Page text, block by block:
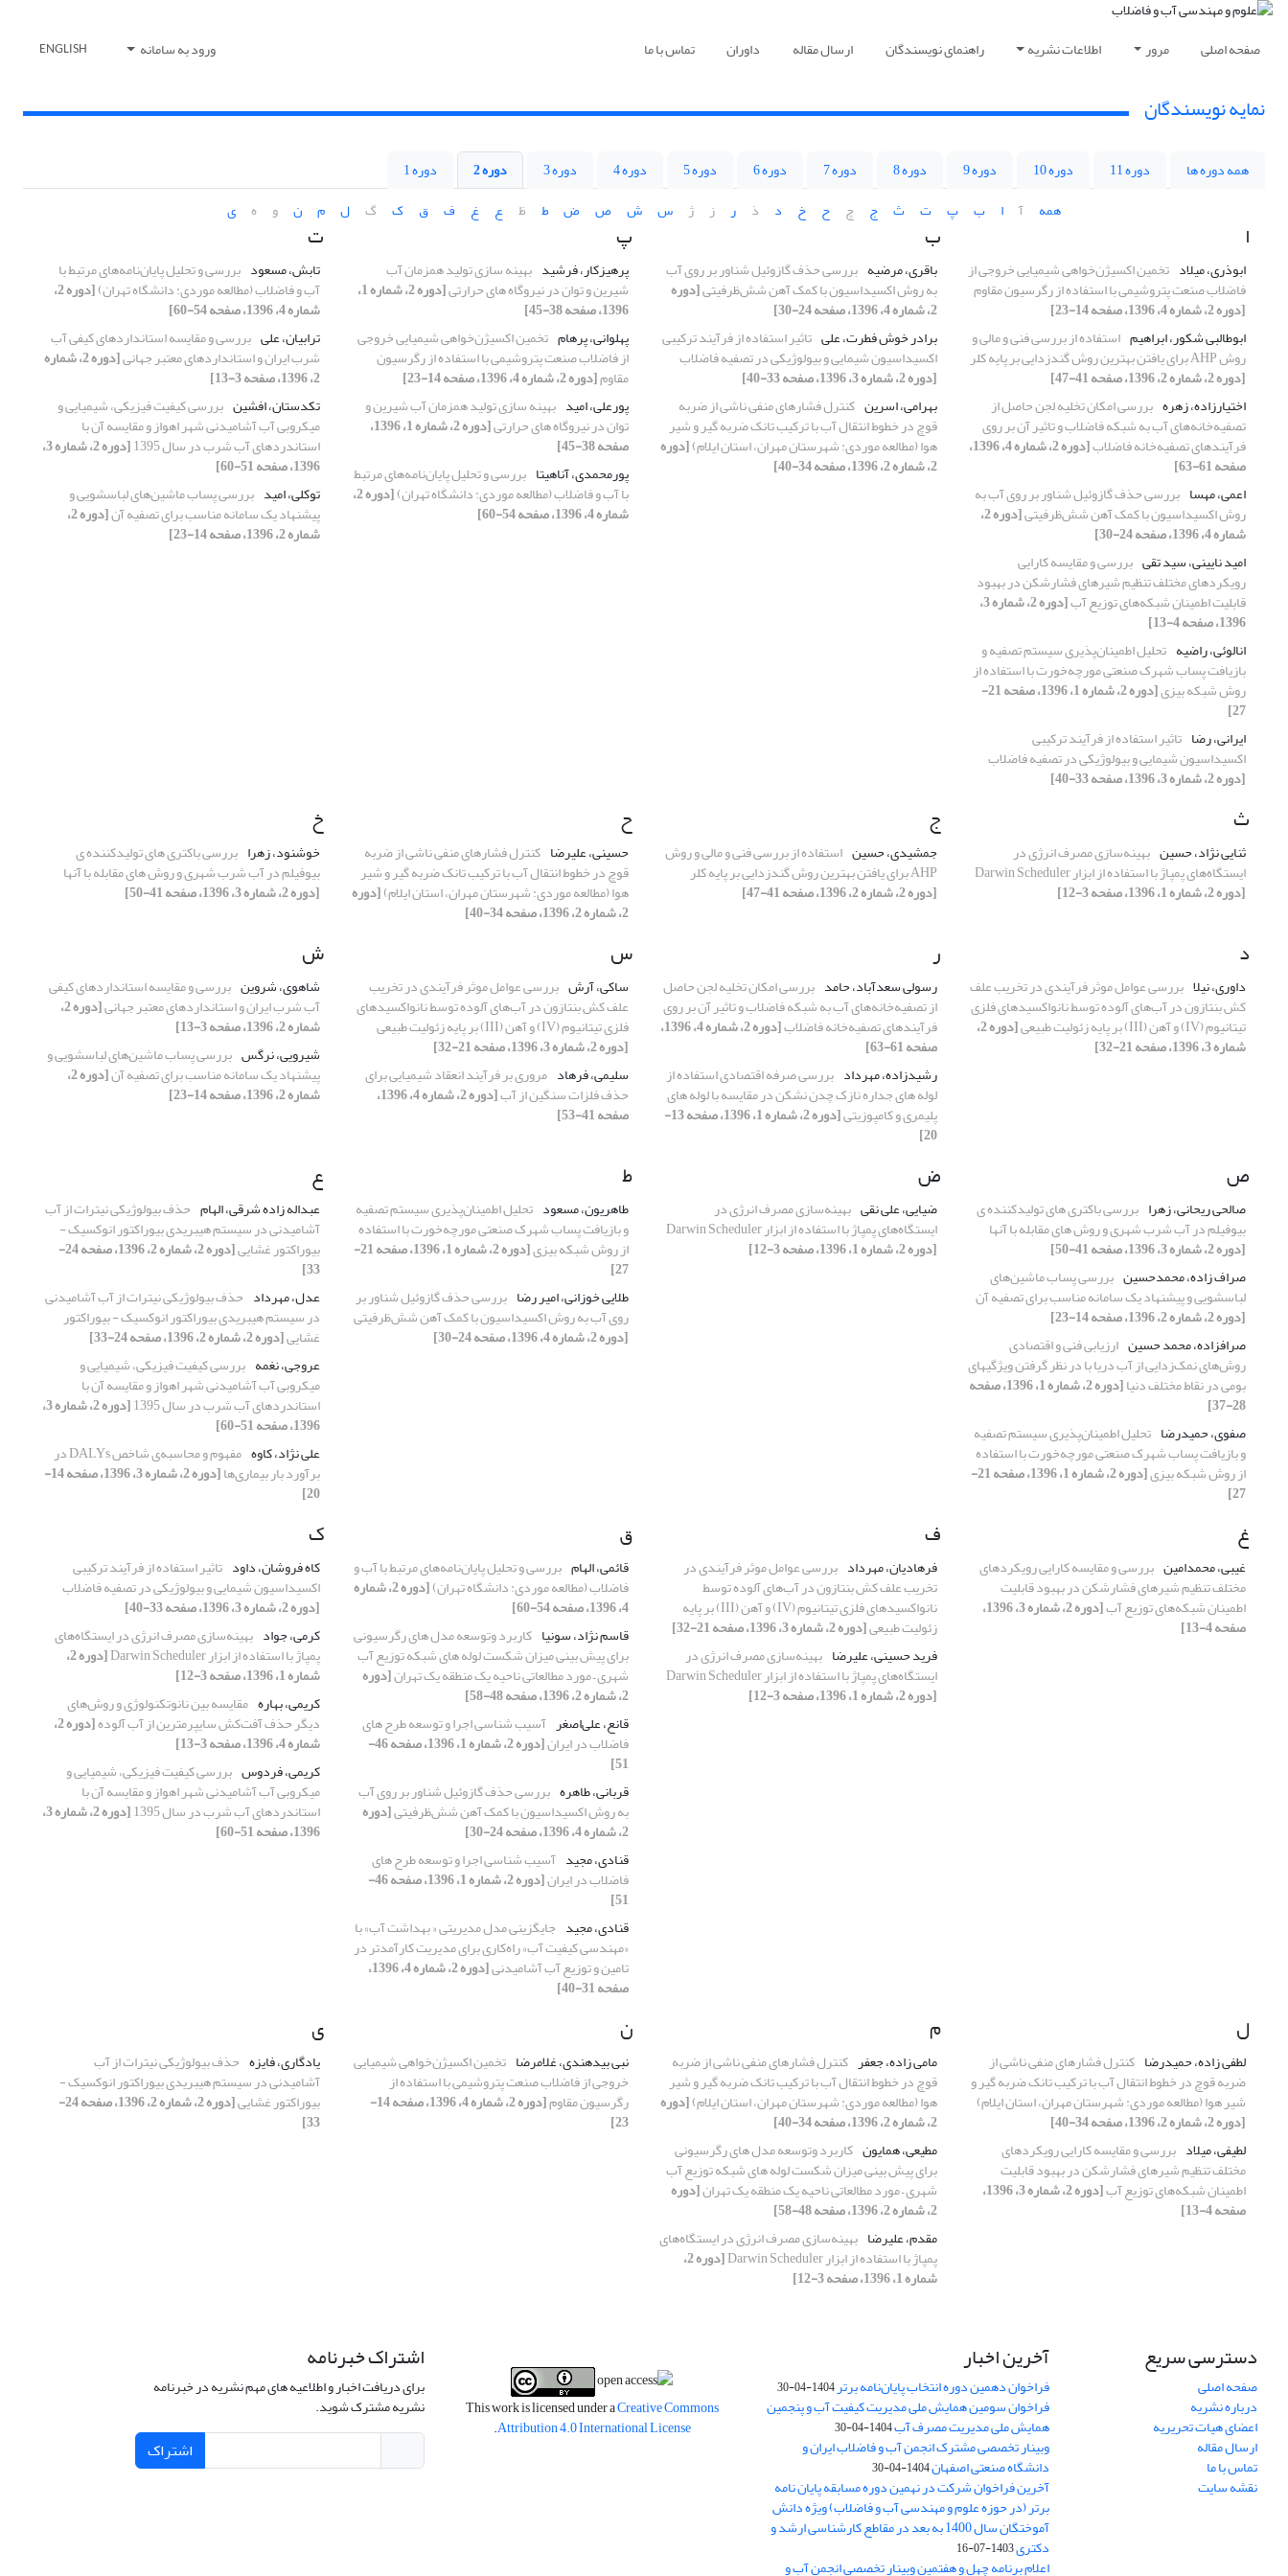
صفحه اصلی مرور اطلاعات نشریه راهنمای نویسندگان ارسال مقاله داوران تماس با ما ورود به سامانه ENGLISH
نمایه نویسندگان
همه دوره ها دوره 11 دوره 10 دوره 9 دوره 8 دوره 7 دوره 6 دوره 5 دوره 4 دوره 3 دوره 2
دوره 1
همه
آ ا ب پ ت ث ج چ ح خ د ذ ر ز ژ س ش ص ض ط ظ ع غ ف ق ک گ ل م ن و ه ی
ا
ابوذری، میلاد تخمین اکسیژن‌خواهی شیمیایی خروجی از
فاضلاب صنعت پتروشیمی با استفاده از رگرسیون مقاوم
[دوره 2، شماره 4، 1396، صفحه 14-23]
ابوطالبی شکور، ابراهیم استفاده از بررسی فنی و مالی و
روش AHP برای یافتن بهترین روش گندزدایی بر پایه کلر
[دوره 2، شماره 2، 1396، صفحه 41-47]
اختیارزاده، زهره بررسی امکان تخلیه لجن حاصل از
تصفیه‌خانه‌های آب به شبکه فاضلاب و تاثیر آن بر روی
فرآیندهای تصفیه‌خانه فاضلاب [دوره 2، شماره 4، 1396،
صفحه 61-63]
اعمی، مهسا بررسی حذف گازوئیل شناور بر روی آب به
روش اکسیداسیون با کمک آهن شش‌ظرفیتی [دوره 2،
شماره 4، 1396، صفحه 24-30]
امید نایینی، سید تقی بررسی و مقایسه کارایی
رویکردهای مختلف تنظیم شیرهای فشارشکن در بهبود
قابلیت اطمینان شبکه‌های توزیع آب [دوره 2، شماره 3،
1396، صفحه 4-13]
انالوئی، راضیه تحلیل اطمینان‌پذیری سیستم تصفیه و
بازیافت پساب شهرک صنعتی مورچه‌خورت با استفاده از
روش شبکه بیزی [دوره 2، شماره 1، 1396، صفحه 21-
27]
ایرانی، رضا تاثیر استفاده از فرآیند ترکیبی
اکسیداسیون شیمایی و بیولوژیکی در تصفیه فاضلاب
[دوره 2، شماره 3، 1396، صفحه 33-40]
ب
باقری، مرضیه بررسی حذف گازوئیل شناور بر روی آب
به روش اکسیداسیون با کمک آهن شش‌ظرفیتی[دوره
2، شماره 4، 1396، صفحه 24-30]
برادر خوش فطرت، علی تاثیر استفاده از فرآیند ترکیبی
اکسیداسیون شیمایی و بیولوژیکی در تصفیه فاضلاب
[دوره 2، شماره 3، 1396، صفحه 33-40]
بهرامی، اسرین کنترل فشار‌های منفی ناشی از ضربه
قوچ در خطوط انتقال آب با ترکیب تانک ضربه گیر و شیر
هوا (مطالعه موردی: شهرستان مهران، استان ایلام)[دوره
2، شماره 2، 1396، صفحه 34-40]
پ
پرهیزکار، فرشید بهینه سازی تولید همزمان آب
شیرین و توان در نیروگاه های حرارتی [دوره 2، شماره 1،
1396، صفحه 38-45]
پهلوانی، پرهام تخمین اکسیژن‌خواهی شیمیایی خروجی
از فاضلاب صنعت پتروشیمی با استفاده از رگرسیون
مقاوم[دوره 2، شماره 4، 1396، صفحه 14-23]
پورعلی، امید بهینه سازی تولید همزمان آب شیرین و
توان در نیروگاه های حرارتی [دوره 2، شماره 1، 1396،
صفحه 38-45]
پورمحمدی، آناهیتا بررسی و تحلیل پایان‌نامه‌های مرتبط
با آب و فاضلاب (مطالعه موردی: دانشگاه تهران) [دوره 2،
شماره 4، 1396، صفحه 54-60]
ت
تابش، مسعود بررسی و تحلیل پایان‌نامه‌های مرتبط با
آب و فاضلاب (مطالعه موردی: دانشگاه تهران) [دوره 2،
شماره 4، 1396، صفحه 54-60]
ترابیان، علی بررسی و مقایسه استانداردهای کیفی آب
شرب ایران و استانداردهای معتبر جهانی [دوره 2، شماره
2، 1396، صفحه 3-13]
تکدستان، افشین بررسی کیفیت فیزیکی، شیمیایی و
میکروبی آب آشامیدنی شهر اهواز و مقایسه آن با
استاندردهای آب شرب در سال 1395 [دوره 2، شماره 3،
1396، صفحه 51-60]
توکلی، امید بررسی پساب ماشین‌های لباسشویی و
پیشنهاد یک سامانه مناسب برای تصفیه آن [دوره 2،
شماره 2، 1396، صفحه 14-23]
ث
ثنایی نژاد، حسین بهینه‌سازی مصرف انرژی در
ایستگاه‌های پمپاژ با استفاده از ابزار Darwin Scheduler
[دوره 2، شماره 1، 1396، صفحه 3-12]
ج
جمشیدی، حسین استفاده از بررسی فنی و مالی و روش
AHP برای یافتن بهترین روش گندزدایی بر پایه کلر
[دوره 2، شماره 2، 1396، صفحه 41-47]
ح
حسینی، علیرضا کنترل فشار‌های منفی ناشی از ضربه
قوچ در خطوط انتقال آب با ترکیب تانک ضربه گیر و شیر
هوا (مطالعه موردی: شهرستان مهران، استان ایلام)[دوره
2، شماره 2، 1396، صفحه 34-40]
خ
خوشنود، زهرا بررسی باکتری های تولیدکننده ی
بیوفیلم در آب شرب شهری و روش های مقابله با آنها
[دوره 2، شماره 3، 1396، صفحه 41-50]
د
داوری، نیلا بررسی عوامل موثر فرآیندی در تخریب علف
کش بنتازون در آب‌های آلوده توسط نانواکسیدهای فلزی
تیتانیوم (IV) و آهن (III) بر پایه زئولیت طبیعی [دوره 2،
شماره 3، 1396، صفحه 21-32]
ر
رسولی سعدآباد، حامد بررسی امکان تخلیه لجن حاصل
از تصفیه‌خانه‌های آب به شبکه فاضلاب و تاثیر آن بر روی
فرآیندهای تصفیه‌خانه فاضلاب [دوره 2، شماره 4، 1396،
صفحه 61-63]
رشیدزاده، مهرداد بررسی صرفه اقتصادی استفاده از
لوله های جداره نازک چدن نشکن در مقایسه با لوله های
پلیمری و کامپوزیتی [دوره 2، شماره 1، 1396، صفحه 13-
20]
س
ساکی، آرش بررسی عوامل موثر فرآیندی در تخریب
علف کش بنتازون در آب‌های آلوده توسط نانواکسیدهای
فلزی تیتانیوم (IV) و آهن (III) بر پایه زئولیت طبیعی
[دوره 2، شماره 3، 1396، صفحه 21-32]
سلیمی، فرهاد مروری بر فرآیند انعقاد شیمیایی برای
حذف فلزات سنگین از آب [دوره 2، شماره 4، 1396،
صفحه 41-53]
ش
شاهوی، شروین بررسی و مقایسه استانداردهای کیفی
آب شرب ایران و استانداردهای معتبر جهانی [دوره 2،
شماره 2، 1396، صفحه 3-13]
شیرویی، نرگس بررسی پساب ماشین‌های لباسشویی و
پیشنهاد یک سامانه مناسب برای تصفیه آن [دوره 2،
شماره 2، 1396، صفحه 14-23]
ص
صالحی ریحانی، زهرا بررسی باکتری های تولیدکننده ی
بیوفیلم در آب شرب شهری و روش های مقابله با آنها
[دوره 2، شماره 3، 1396، صفحه 41-50]
صراف زاده، محمدحسین بررسی پساب ماشین‌های
لباسشویی و پیشنهاد یک سامانه مناسب برای تصفیه آن
[دوره 2، شماره 2، 1396، صفحه 14-23]
صرافزاده، محمد حسین ارزیابی فنی و اقتصادی
روش‌های نمک‌زدایی از آب دریا با در نظر گرفتن ویژگیهای
بومی در نقاط مختلف دنیا [دوره 2، شماره 1، 1396، صفحه
28-37]
صفوی، حمیدرضا تحلیل اطمینان‌پذیری سیستم تصفیه
و بازیافت پساب شهرک صنعتی مورچه‌خورت با استفاده
از روش شبکه بیزی [دوره 2، شماره 1، 1396، صفحه 21-
27]
ض
ضیایی، علی نقی بهینه‌سازی مصرف انرژی در
ایستگاه‌های پمپاژ با استفاده از ابزار Darwin Scheduler
[دوره 2، شماره 1، 1396، صفحه 3-12]
ط
طاهریون، مسعود تحلیل اطمینان‌پذیری سیستم تصفیه
و بازیافت پساب شهرک صنعتی مورچه‌خورت با استفاده
از روش شبکه بیزی [دوره 2، شماره 1، 1396، صفحه 21-
27]
طلایی خوزانی، امیر رضا بررسی حذف گازوئیل شناور بر
روی آب به روش اکسیداسیون با کمک آهن شش‌ظرفیتی
[دوره 2، شماره 4، 1396، صفحه 24-30]
ع
عبداله زاده شرقی، الهام حذف بیولوژیکی نیترات از آب
آشامیدنی در سیستم هیبریدی بیوراکتور انوکسیک -
بیوراکتور غشایی [دوره 2، شماره 2، 1396، صفحه 24-
33]
عدل، مهرداد حذف بیولوژیکی نیترات از آب آشامیدنی
در سیستم هیبریدی بیوراکتور انوکسیک - بیوراکتور
غشایی[دوره 2، شماره 2، 1396، صفحه 24-33]
عروجی، نغمه بررسی کیفیت فیزیکی، شیمیایی و
میکروبی آب آشامیدنی شهر اهواز و مقایسه آن با
استاندردهای آب شرب در سال 1395 [دوره 2، شماره 3،
1396، صفحه 51-60]
علی نژاد، کاوه
مفهوم و محاسبه‌ی شاخص DALYs در
برآورد بار بیماری‌ها [دوره 2، شماره 3، 1396، صفحه 14-
20]
غ
غیبی، محمدامین بررسی و مقایسه کارایی رویکردهای
مختلف تنظیم شیرهای فشارشکن در بهبود قابلیت
اطمینان شبکه‌های توزیع آب [دوره 2، شماره 3، 1396،
صفحه 4-13]
ف
فرهادیان، مهرداد بررسی عوامل موثر فرآیندی در
تخریب علف کش بنتازون در آب‌های آلوده توسط
نانواکسیدهای فلزی تیتانیوم (IV) و آهن (III) بر پایه
زئولیت طبیعی[دوره 2، شماره 3، 1396، صفحه 21-32]
فرید حسینی، علیرضا بهینه‌سازی مصرف انرژی در
ایستگاه‌های پمپاژ با استفاده از ابزار Darwin Scheduler
[دوره 2، شماره 1، 1396، صفحه 3-12]
ق
قائمی، الهام بررسی و تحلیل پایان‌نامه‌های مرتبط با آب و
فاضلاب (مطالعه موردی: دانشگاه تهران) [دوره 2، شماره
4، 1396، صفحه 54-60]
قاسم نژاد، سونیا کاربرد وتوسعه مدل های رگرسیونی
برای پیش بینی میزان شکست لوله های شبکه توزیع آب
شهری – مورد مطالعاتی ناحیه یک منطقه یک تهران[دوره
2، شماره 2، 1396، صفحه 48-58]
قانع، علی‌اصغر آسیب شناسی اجرا و توسعه طرح های
فاضلاب در ایران [دوره 2، شماره 1، 1396، صفحه 46-
51]
قربانی، طاهره بررسی حذف گازوئیل شناور بر روی آب
به روش اکسیداسیون با کمک آهن شش‌ظرفیتی[دوره
2، شماره 4، 1396، صفحه 24-30]
قنادی، مجید آسیب شناسی اجرا و توسعه طرح های
فاضلاب در ایران [دوره 2، شماره 1، 1396، صفحه 46-
51]
قنادی، مجید جایگزینی مدل مدیریتی « بهداشت آب» با
«مهندسی کیفیت آب» راه‌کاری برای مدیریت کارآمدتر در
تامین و توزیع آب آشامیدنی [دوره 2، شماره 4، 1396،
صفحه 31-40]
ک
کاه فروشان، داود تاثیر استفاده از فرآیند ترکیبی
اکسیداسیون شیمایی و بیولوژیکی در تصفیه فاضلاب
[دوره 2، شماره 3، 1396، صفحه 33-40]
کرمی، جواد بهینه‌سازی مصرف انرژی در ایستگاه‌های
پمپاژ با استفاده از ابزار Darwin Scheduler [دوره 2،
شماره 1، 1396، صفحه 3-12]
کریمی، بهاره مقایسه بین نانوتکنولوژی و روش‌های
دیگر حذف آفت‌کش سایپرمترین از آب آلوده [دوره 2،
شماره 4، 1396، صفحه 3-13]
کریمی، فردوس بررسی کیفیت فیزیکی، شیمیایی و
میکروبی آب آشامیدنی شهر اهواز و مقایسه آن با
استاندردهای آب شرب در سال 1395 [دوره 2، شماره 3،
1396، صفحه 51-60]
ل
لطفی زاده، حمیدرضا کنترل فشار‌های منفی ناشی از
ضربه قوچ در خطوط انتقال آب با ترکیب تانک ضربه گیر و
شیر هوا (مطالعه موردی: شهرستان مهران، استان ایلام)
[دوره 2، شماره 2، 1396، صفحه 34-40]
لطیفی، میلاد بررسی و مقایسه کارایی رویکردهای
مختلف تنظیم شیرهای فشارشکن در بهبود قابلیت
اطمینان شبکه‌های توزیع آب [دوره 2، شماره 3، 1396،
صفحه 4-13]
م
مامی زاده، جعفر کنترل فشار‌های منفی ناشی از ضربه
قوچ در خطوط انتقال آب با ترکیب تانک ضربه گیر و شیر
هوا (مطالعه موردی: شهرستان مهران، استان ایلام)[دوره
2، شماره 2، 1396، صفحه 34-40]
مطیعی، همایون کاربرد وتوسعه مدل های رگرسیونی
برای پیش بینی میزان شکست لوله های شبکه توزیع آب
شهری – مورد مطالعاتی ناحیه یک منطقه یک تهران[دوره
2، شماره 2، 1396، صفحه 48-58]
مقدم، علیرضا بهینه‌سازی مصرف انرژی در ایستگاه‌های
پمپاژ با استفاده از ابزار Darwin Scheduler [دوره 2،
شماره 1، 1396، صفحه 3-12]
ن
نبی بیدهندی، غلامرضا تخمین اکسیژن‌خواهی شیمیایی
خروجی از فاضلاب صنعت پتروشیمی با استفاده از
رگرسیون مقاوم [دوره 2، شماره 4، 1396، صفحه 14-
23]
ی
یادگاری، فایزه حذف بیولوژیکی نیترات از آب
آشامیدنی در سیستم هیبریدی بیوراکتور انوکسیک -
بیوراکتور غشایی [دوره 2، شماره 2، 1396، صفحه 24-
33]
دسترسی سریع
صفحه اصلی
درباره نشریه
اعضای هیات تحریریه
ارسال مقاله
تماس با ما
نقشه سایت
آخرین اخبار
فراخوان دهمین دوره انتخاب پایان‌نامه برتر1404-04-30
فراخوان سومین همایش ملی مدیریت کیفیت آب و پنجمین
همایش ملی مدیریت مصرف آب1404-04-30
وبینار تخصصی مشترک انجمن آب و فاضلاب ایران و
دانشگاه صنعتی اصفهان1404-04-30
آخرین فراخوان شرکت در نهمین دوره مسابقه پایان نامه
برتر (در حوزه علوم و مهندسی آب و فاضلاب) ویژه دانش
آموختگان سال 1400 به بعد در مقاطع کارشناسی ارشد و
دکتری1403-07-16
اعلام برنامه چهل و هفتمین وبینار تخصصی انجمن آب و
This work is licensed under aCreative Commons
Attribution 4.0 International License
.
اشتراک خبرنامه
برای دریافت اخبار و اطلاعیه های مهم نشریه در خبرنامه
نشریه مشترک شوید.
اشتراک